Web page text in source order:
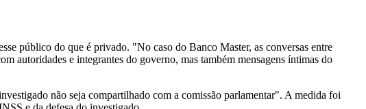
público do que é privado. "No caso do Banco Master, as conversas entre
autoridades e integrantes do governo, mas também mensagens íntimas do
não seja compartilhado com a comissão parlamentar". A medida foi